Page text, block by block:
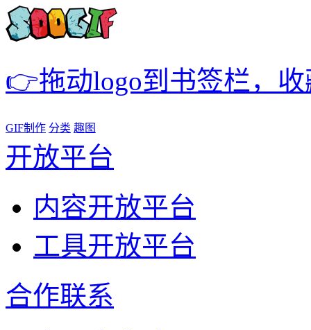
👉拖动logo到书签栏，
GIF制作 分类 趣图
开放平台
内容开放平台
工具开放平台
合作联系